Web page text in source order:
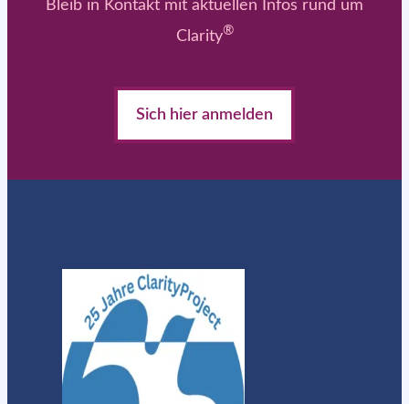
Bleib in Kontakt mit aktuellen Infos rund um
Clarity®
Sich hier anmelden